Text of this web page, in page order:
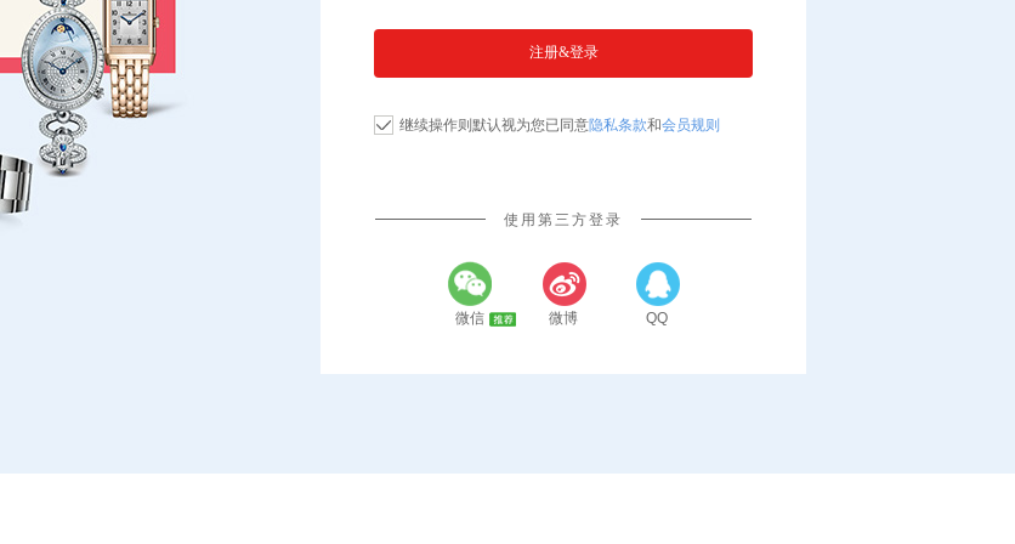
继续操作则默认视为您已同意隐私条款和会员规则
使用第三方登录
微信 微博 QQ